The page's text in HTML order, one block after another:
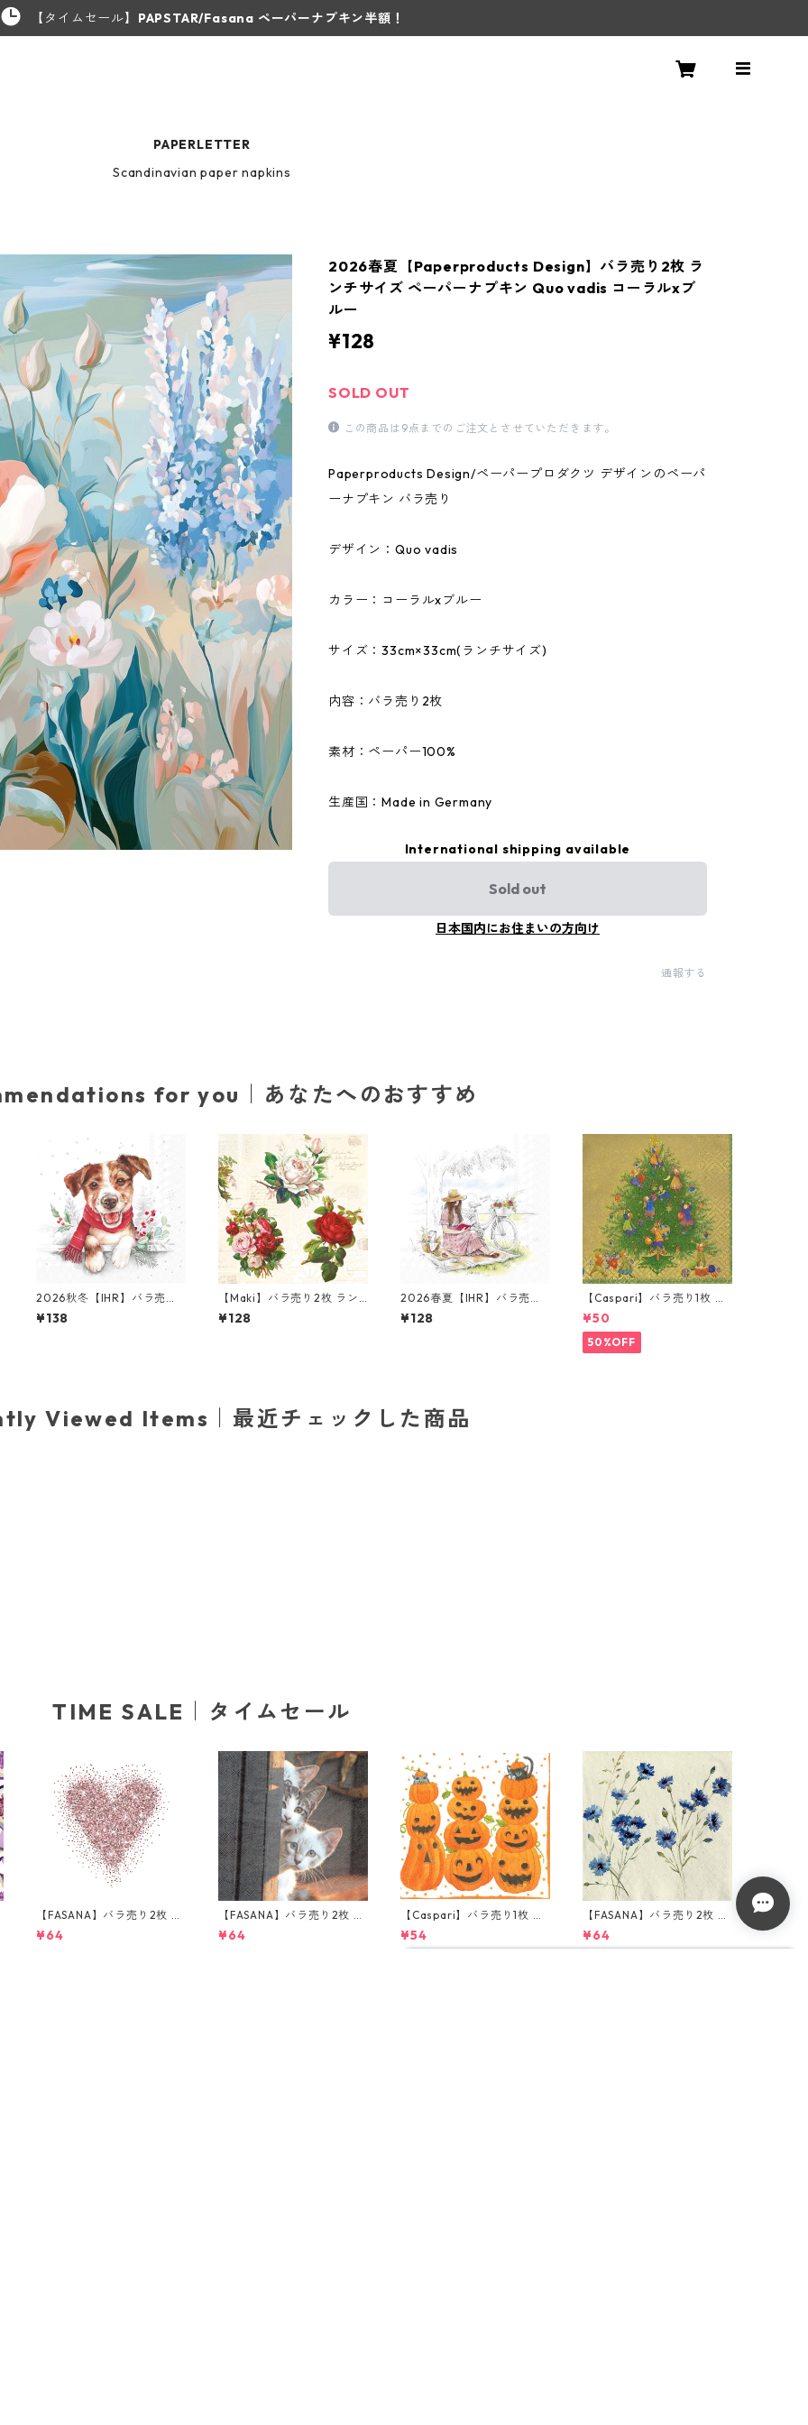
【タイムセール】 PAPSTAR/Fasana ペーパーナプキン半額！
PAPERLETTER
Scandinavian paper napkins
2026春夏【Paperproducts Design】バラ売り2枚 ラ
ンチサイズ ペーパーナプキン Quo vadis コーラルxブ
ルー
¥128
SOLD OUT
この商品は9点までのご注文とさせていただきます。
Paperproducts Design/ペーパープロダクツ デザインのペーパ
ーナプキン バラ売り
デザイン：Quo vadis
カラー：コーラルxブルー
サイズ：33cm×33cm(ランチサイズ)
内容：バラ売り2枚
素材：ペーパー100%
生産国：Made in Germany
International shipping available
Sold out
日本国内にお住まいの方向け
通報する
for you｜あなたへのおすすめ
2026秋冬【IHR】バラ売り2
枚 ランチサイズ ペーパーナ
プキン Louie ホワイト
¥138
【Maki】バラ売り2枚 ラン
チサイズ ペーパーナプキン
English Roses クリーム
¥128
2026春夏【IHR】バラ売り2
枚 ランチサイズ ペーパーナ
プキン PICNIC ホワイト
¥128
【Caspari】バラ売り1枚 カ
クテルサイズ ペーパーナプ
キン Christmas Magic ゴー
ルド
¥50
50%OFF
Viewed Items｜最近チェックした商品
TIME SALE｜タイムセール
【FASANA】バラ売り2枚 ラ
ンチサイズ ペーパーナプキ
ン Glitter love ホワイト
¥64
【FASANA】バラ売り2枚 ラ
ンチサイズ ペーパーナプキ
ン Three Friends グレー
¥64
【Caspari】バラ売り1枚 ラ
ンチサイズ ペーパーナプキ
ン JACK O'LANTERNS ホワ
¥54
【FASANA】バラ売り2枚 ラ
ンチサイズ ペーパーナプキ
ン Cornflower ナチュラル
¥64